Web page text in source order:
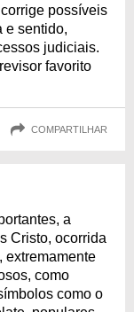
possíveis
e sentido,
judiciais.
favorito
COMPARTILHAR
a
Cristo, ocorrida
extremamente
como
como o